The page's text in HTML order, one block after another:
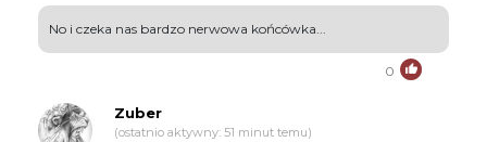
No i czeka nas bardzo nerwowa końcówka...
0
Zuber
(ostatnio aktywny: 51 minut temu)